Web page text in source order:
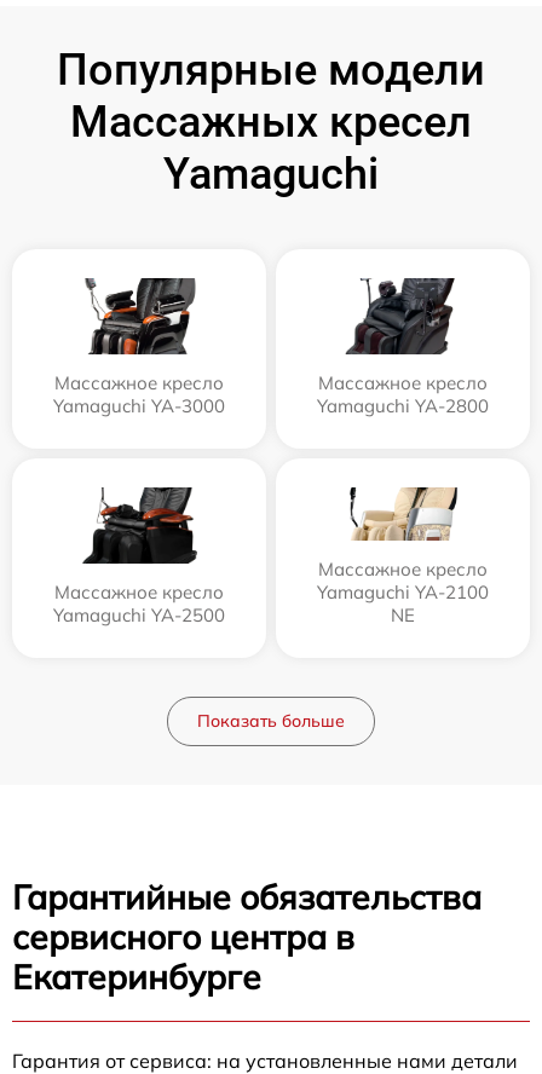
Популярные модели
Массажных кресел
Yamaguchi
Массажное кресло
Yamaguchi YA-3000
Массажное кресло
Yamaguchi YA-2800
Массажное кресло
Yamaguchi YA-2500
Массажное кресло
Yamaguchi YA-2100
NE
Показать больше
Гарантийные обязательства
сервисного центра в
Екатеринбурге
Гарантия от сервиса: на установленные нами детали